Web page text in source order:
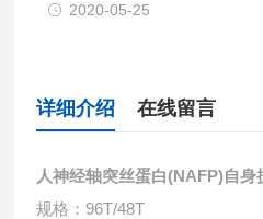
2020-05-25
详细介绍 在线留言
人神经轴突丝蛋白(NAFP)自身
规格：96T/48T